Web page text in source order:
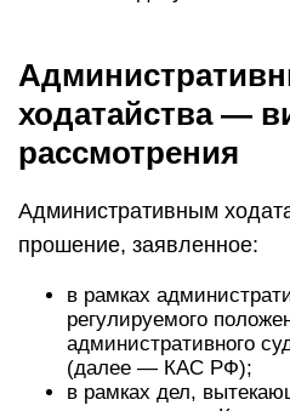
ходатайства —
рассмотрения
Административным
прошение, заявленное:
в рамках
регулируемого
административного
(далее — КАС РФ);
в рамках дел,